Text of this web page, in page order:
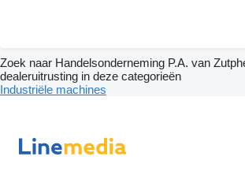
Zoek naar Handelsonderneming P.A. van
dealeruitrusting in deze categorieën
Industriële machines